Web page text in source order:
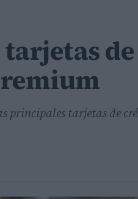
principales tarjetas de